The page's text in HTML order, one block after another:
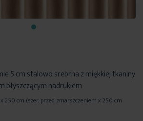
5 cm stalowo srebrna z miękkiej tkaniny
błyszczącym nadrukiem
250 cm (szer. przed zmarszczeniem x 250 cm